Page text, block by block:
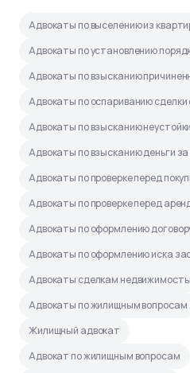
Адвокаты по выселению из
Адвокаты по установлению
Адвокаты по взысканию
Адвокаты по оспариванию
Адвокаты по взысканию неустойки
Адвокаты по взысканию деньги
Адвокаты по проверке перед
Адвокаты по проверке перед
Адвокаты по оформлению
Адвокаты по оформлению иска
Адвокаты сделкам
Адвокаты по жилищным вопросам
Жилищный адвокат
Адвокат по жилищным вопросам